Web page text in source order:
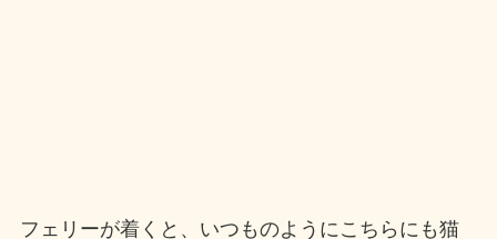
フェリーが着くと、いつものようにこちらにも猫